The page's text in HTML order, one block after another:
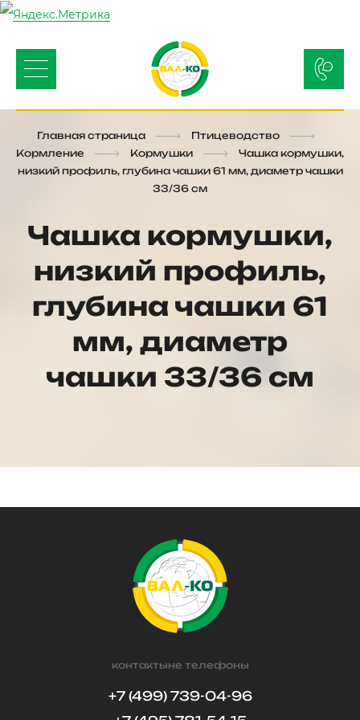
Главная страница
Птицеводство
Кормление
Кормушки
Чашка кормушки,
низкий профиль, глубина чашки 61 мм, диаметр чашки
33/36 см
Чашка кормушки,
низкий профиль,
глубина чашки 61
мм, диаметр
чашки 33/36 см
контактыне телефоны
+7 (499) 739-04-96